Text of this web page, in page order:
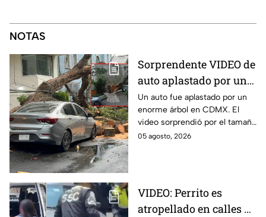
NOTAS
Sorprendente VIDEO de
auto aplastado por un
árbol en CDMX: así fue
el momento exacto
Un auto fue aplastado por un
enorme árbol en CDMX. El
video sorprendió por el tamaño
del árbol que dejó destruido el
05 agosto, 2026
VIDEO: Perrito es
atropellado en calles de